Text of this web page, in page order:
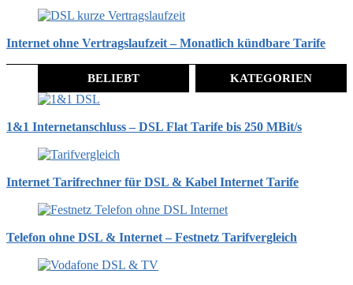
Internet ohne Vertragslaufzeit – Monatlich kündbare Tarife
BELIEBT KATEGORIEN
1&1 Internetanschluss – DSL Flat Tarife bis 250 MBit/s
Internet Tarifrechner für DSL & Kabel Internet Tarife
Telefon ohne DSL & Internet – Festnetz Tarifvergleich